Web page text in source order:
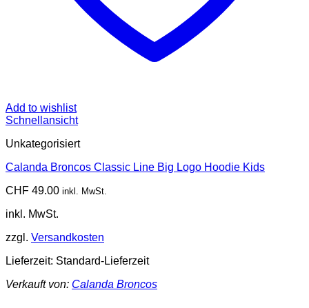
Add to wishlist
Schnellansicht
Unkategorisiert
Calanda Broncos Classic Line Big Logo Hoodie Kids
CHF 49.00 inkl. MwSt.
inkl. MwSt.
zzgl. Versandkosten
Lieferzeit: Standard-Lieferzeit
Verkauft von: Calanda Broncos